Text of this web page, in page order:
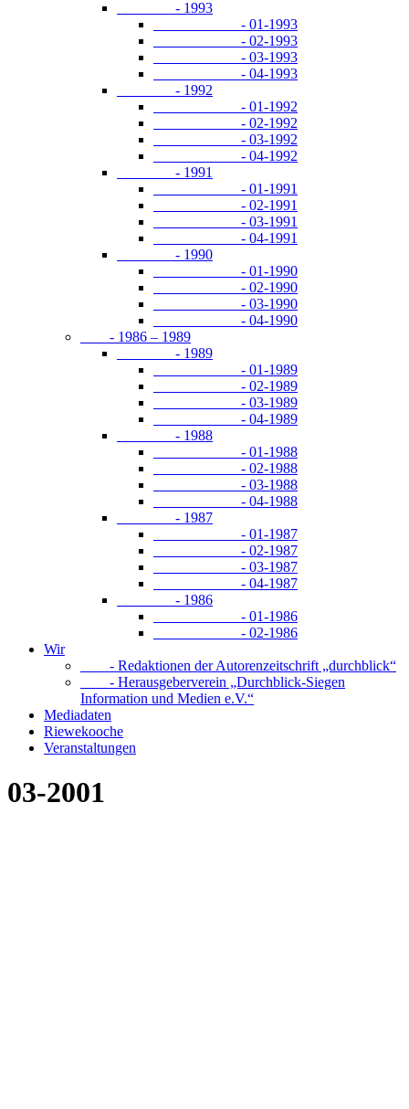
- 1993
- 01-1993
- 02-1993
- 03-1993
- 04-1993
- 1992
- 01-1992
- 02-1992
- 03-1992
- 04-1992
- 1991
- 01-1991
- 02-1991
- 03-1991
- 04-1991
- 1990
- 01-1990
- 02-1990
- 03-1990
- 04-1990
- 1986 – 1989
- 1989
- 01-1989
- 02-1989
- 03-1989
- 04-1989
- 1988
- 01-1988
- 02-1988
- 03-1988
- 04-1988
- 1987
- 01-1987
- 02-1987
- 03-1987
- 04-1987
- 1986
- 01-1986
- 02-1986
Wir
- Redaktionen der Autorenzeitschrift „durchblick“
- Herausgeberverein „Durchblick-Siegen
Information und Medien e.V.“
Mediadaten
Riewekooche
Veranstaltungen
03-2001